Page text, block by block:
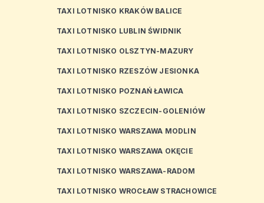
TAXI LOTNISKO KRAKÓW BALICE
TAXI LOTNISKO LUBLIN ŚWIDNIK
TAXI LOTNISKO OLSZTYN-MAZURY
TAXI LOTNISKO RZESZÓW JESIONKA
TAXI LOTNISKO POZNAŃ ŁAWICA
TAXI LOTNISKO SZCZECIN-GOLENIÓW
TAXI LOTNISKO WARSZAWA MODLIN
TAXI LOTNISKO WARSZAWA OKĘCIE
TAXI LOTNISKO WARSZAWA-RADOM
TAXI LOTNISKO WROCŁAW STRACHOWICE